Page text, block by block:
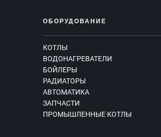
ОБОРУДОВАНИЕ
КОТЛЫ
ВОДОНАГРЕВАТЕЛИ
БОЙЛЕРЫ
РАДИАТОРЫ
АВТОМАТИКА
ЗАПЧАСТИ
ПРОМЫШЛЕННЫЕ КОТЛЫ